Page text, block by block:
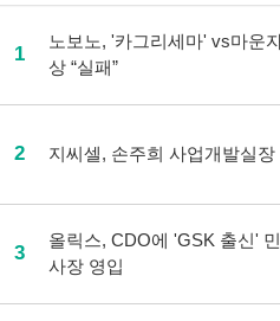
기
사
공
1
노보노, '카그리세마' vs마운
상 “실패”
2 지씨셀, 손주희 사업개발실장
3
올릭스, CDO에 'GSK 출신'
사장 영입